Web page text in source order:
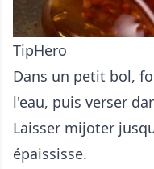
TipHero
Dans un petit bol,
l'eau, puis verser
Laisser mijoter
épaississe.